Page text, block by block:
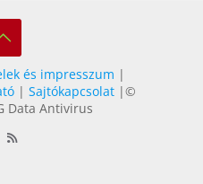
és impresszum |
| Sajtókapcsolat|©
Data Antivirus